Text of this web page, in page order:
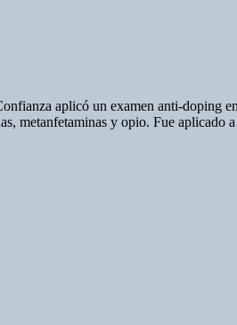
aplicó un examen anti-doping
metanfetaminas y opio. Fue